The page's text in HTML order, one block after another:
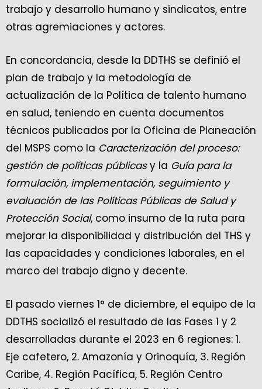
trabajo y desarrollo humano y sindicatos, entre
otras agremiaciones y actores.
En concordancia, desde la DDTHS se definió el
plan de trabajo y la metodología de
actualización de la Política de talento humano
en salud, teniendo en cuenta documentos
técnicos publicados por la Oficina de Planeación
del MSPS como la Caracterización del proceso:
gestión de políticas públicasy la Guía para la
formulación, implementación, seguimiento y
evaluación de las Políticas Públicas de Salud y
Protección Social, como insumo de la ruta para
mejorar la disponibilidad y distribución del THS y
las capacidades y condiciones laborales, en el
marco del trabajo digno y decente.
El pasado viernes 1° de diciembre, el equipo de la
DDTHS socializó el resultado de las Fases 1 y 2
desarrolladas durante el 2023 en 6 regiones: 1.
Eje cafetero, 2. Amazonía y Orinoquía, 3. Región
Caribe, 4. Región Pacífica, 5. Región Centro